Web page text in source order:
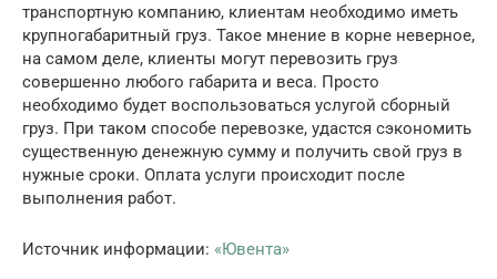
транспортную компанию, клиентам необходимо иметь
крупногабаритный груз. Такое мнение в корне неверное,
на самом деле, клиенты могут перевозить груз
совершенно любого габарита и веса. Просто
необходимо будет воспользоваться услугой сборный
груз. При таком способе перевозке, удастся сэкономить
существенную денежную сумму и получить свой груз в
нужные сроки. Оплата услуги происходит после
выполнения работ.
Источник информации: «Ювента»